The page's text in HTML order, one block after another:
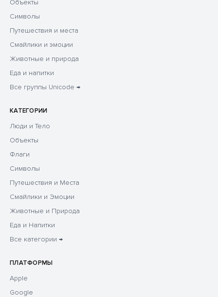
Объекты
Символы
Путешествия и места
Смайлики и эмоции
Животные и природа
Еда и напитки
Все группы Unicode →
КАТЕГОРИИ
Люди и Тело
Объекты
Флаги
Символы
Путешествия и Места
Смайлики и Эмоции
Животные и Природа
Еда и Напитки
Все категории →
ПЛАТФОРМЫ
Apple
Google